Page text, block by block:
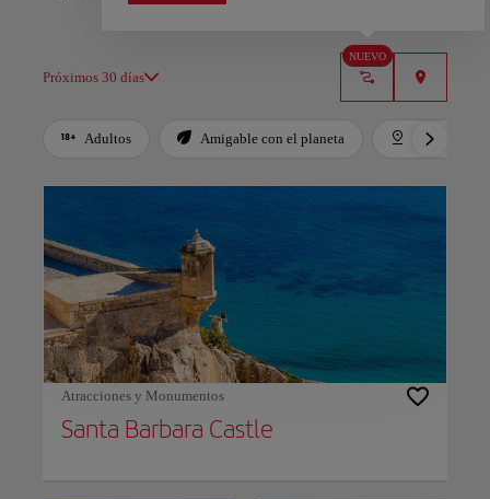
Próximos 30 días
NUEVO
Adultos Amigable con el planeta
Destacados
Atracciones y Monumentos
Santa Barbara Castle